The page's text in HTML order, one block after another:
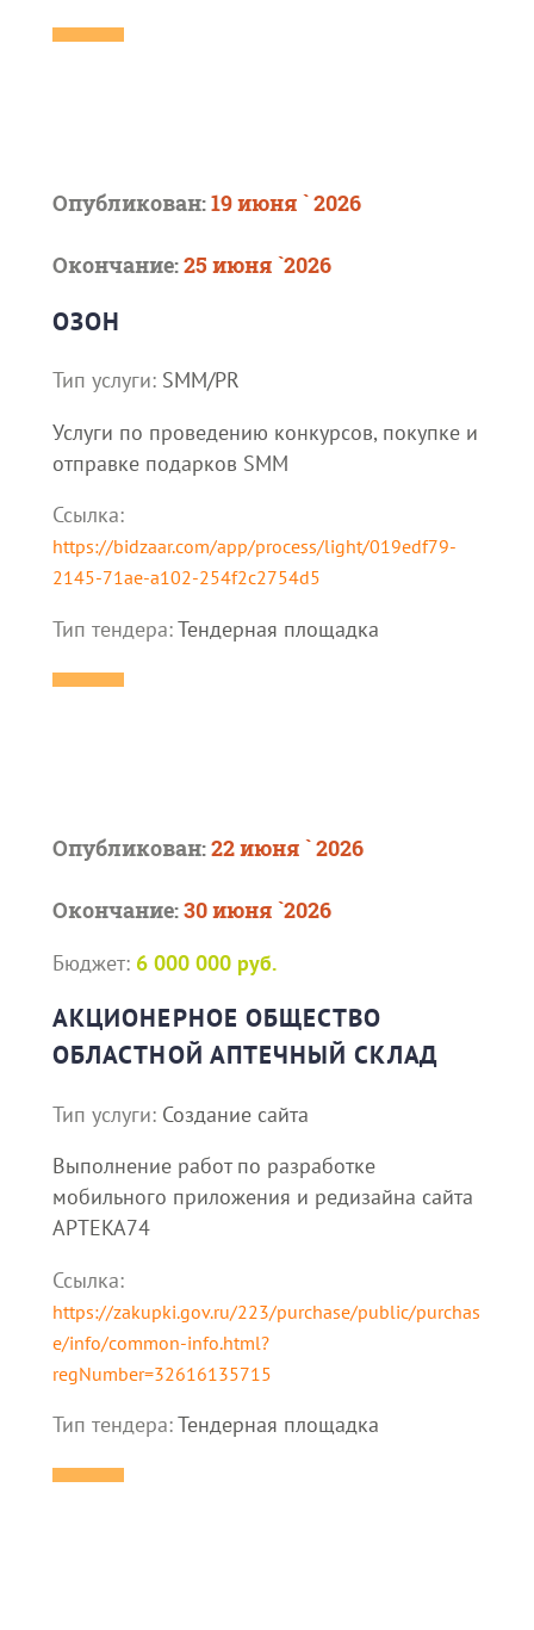
Опубликован:19 июня ` 2026
Окончание:25 июня `2026
ОЗОН
Тип услуги: SMM/PR
Услуги по проведению конкурсов, покупке и
отправке подарков SMM
Ссылка:
https://bidzaar.com/app/process/light/019edf79-
2145-71ae-a102-254f2c2754d5
Тип тендера:Тендерная площадка
Опубликован:22 июня ` 2026
Окончание:30 июня `2026
Бюджет: 6 000 000 руб.
АКЦИОНЕРНОЕ ОБЩЕСТВО
ОБЛАСТНОЙ АПТЕЧНЫЙ СКЛАД
Тип услуги: Создание сайта
Выполнение работ по разработке
мобильного приложения и редизайна сайта
APTEKA74
Ссылка:
https://zakupki.gov.ru/223/purchase/public/purchas
e/info/common-info.html?
regNumber=32616135715
Тип тендера:Тендерная площадка